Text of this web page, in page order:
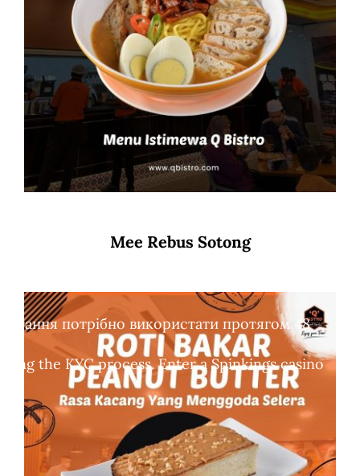
Mee Rebus Sotong
потрібно використати протягом 48
the KYC process. Enter a Spinkings casino